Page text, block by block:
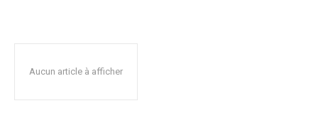
Aucun article à afficher